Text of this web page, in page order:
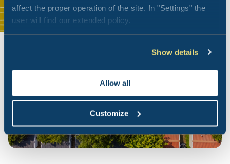
affect the proper operation of the site. In "Settings" the
user will find our extended policy.
Show details
Allow all
Customize